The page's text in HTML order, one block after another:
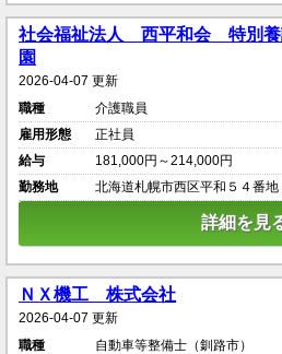
社会福祉法人 西平和会 特別
園
2026-04-07 更新
職種
介護職員
雇用形態
正社員
給与
181,000円～214,000円
勤務地
北海道札幌市西区平和５４番地
詳細を見
ＮＸ機工 株式会社
2026-04-07 更新
職種
自動車等整備士（釧路市）